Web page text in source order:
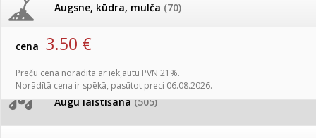
Augsne, kūdra, mulča (70)
Podi un kasetes
Augu laistīšana(505)
Ūdens piemērotības noteikšana
smidzinājumu veikšanai
Pievienojies braucienam uz
artikuls: 5152 EAN:5901828857546
cena 3.50 €
Preču cena norādīta ar iekļautu PVN 21%.
Norādītā cena ir spēkā, pasūtot preci 06.08.2026.